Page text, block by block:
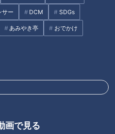
サー DCM SDGs
あみやき亭 おでかけ
画で見る
向井慧